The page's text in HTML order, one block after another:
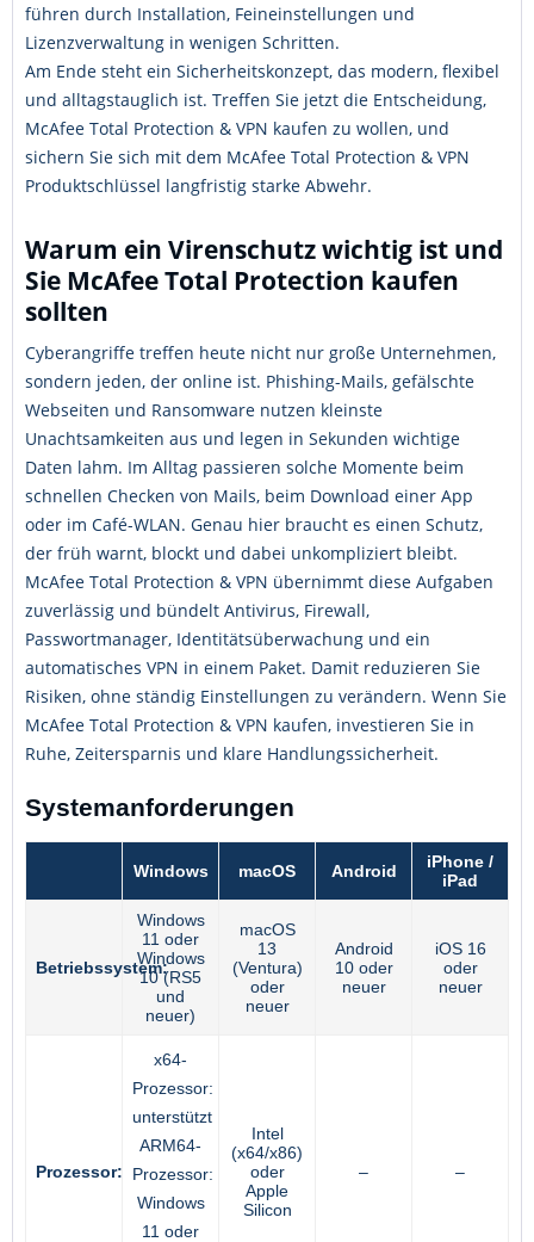
führen durch Installation, Feineinstellungen und
Lizenzverwaltung in wenigen Schritten.
Am Ende steht ein Sicherheitskonzept, das modern, flexibel
und alltagstauglich ist. Treffen Sie jetzt die Entscheidung,
McAfee Total Protection & VPN kaufen zu wollen, und
sichern Sie sich mit dem McAfee Total Protection & VPN
Produktschlüssel langfristig starke Abwehr.
Warum ein Virenschutz wichtig ist und
Sie McAfee Total Protection kaufen
sollten
Cyberangriffe treffen heute nicht nur große Unternehmen,
sondern jeden, der online ist. Phishing-Mails, gefälschte
Webseiten und Ransomware nutzen kleinste
Unachtsamkeiten aus und legen in Sekunden wichtige
Daten lahm. Im Alltag passieren solche Momente beim
schnellen Checken von Mails, beim Download einer App
oder im Café-WLAN. Genau hier braucht es einen Schutz,
der früh warnt, blockt und dabei unkompliziert bleibt.
McAfee Total Protection & VPN übernimmt diese Aufgaben
zuverlässig und bündelt Antivirus, Firewall,
Passwortmanager, Identitätsüberwachung und ein
automatisches VPN in einem Paket. Damit reduzieren Sie
Risiken, ohne ständig Einstellungen zu verändern. Wenn Sie
McAfee Total Protection & VPN kaufen, investieren Sie in
Ruhe, Zeitersparnis und klare Handlungssicherheit.
Systemanforderungen
Windows macOS Android
iPhone /
iPad
Betriebssystem:
Windows
11 oder
Windows
10 (RS5
und
neuer)
macOS
13
(Ventura)
oder
neuer
Android
10 oder
neuer
iOS 16
oder
neuer
Prozessor:
x64-
Prozessor:
unterstützt
ARM64-
Prozessor:
Windows
11 oder
Intel
(x64/x86)
oder
Apple
Silicon
– –